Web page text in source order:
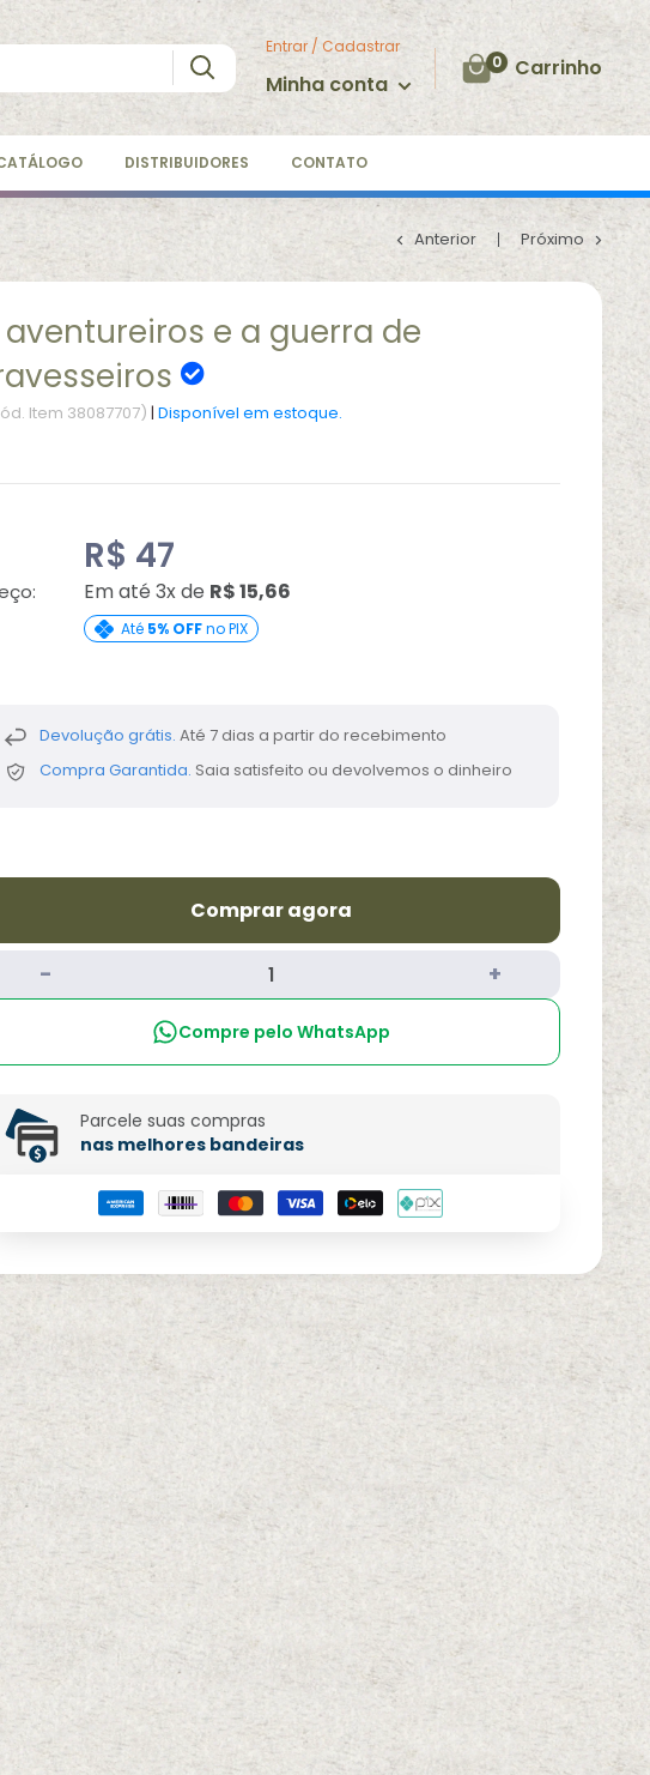
Entrar / Cadastrar
Minha conta
0 Carrinho
DISTRIBUIDORES CONTATO
Anterior Próximo
aventureiros e a guerra de
Item 38087707) |Disponível em estoque.
R$ 47
Em até 3x de R$ 15,66
Até 5% OFFno PIX
Devolução grátis. Até 7 dias a partir do recebimento
Compra Garantida. Saia satisfeito ou devolvemos o dinheiro
Comprar agora
Compre pelo WhatsApp
Parcele suas compras
nas melhores bandeiras